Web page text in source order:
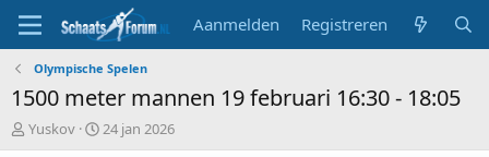
Aanmelden Registreren
Olympische Spelen
1500 meter mannen 19 februari 16:30 - 18:05
T
o
Yuskov
S
t
24 jan 2026